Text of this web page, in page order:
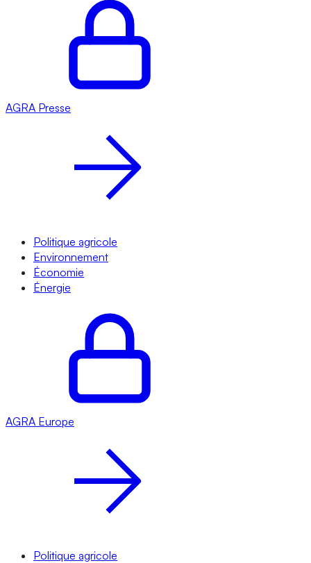
AGRA Presse
Politique agricole
Environnement
Économie
Énergie
AGRA Europe
Politique agricole